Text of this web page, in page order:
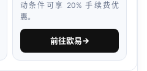
动条件可享 20% 手续费优
惠。
前往欧易→